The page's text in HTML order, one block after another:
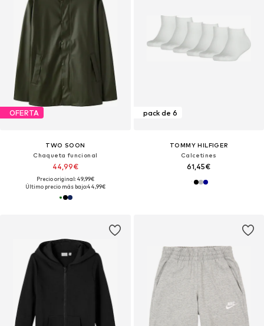
OFERTA
TWO SOON
Chaqueta funcional
44,99€
Precio original: 49,99€
Último precio más bajo:44,99€
pack de 6
TOMMY HILFIGER
Calcetines
61,45€